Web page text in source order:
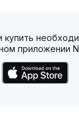
купить
приложении